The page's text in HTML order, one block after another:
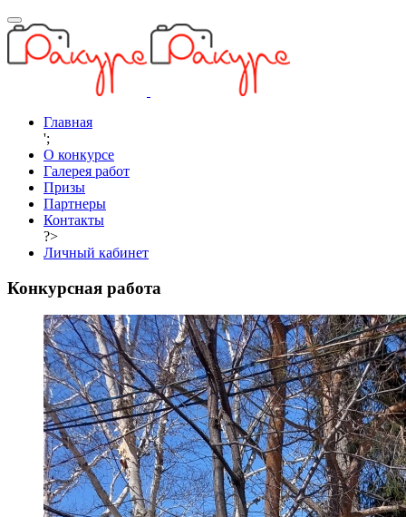
Главная
';
О конкурсе
Галерея работ
Призы
Партнеры
Контакты
?>
Личный кабинет
Конкурсная работа